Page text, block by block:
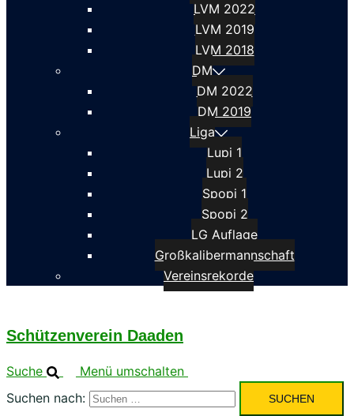
LVM 2022
LVM 2019
LVM 2018
DM
DM 2022
DM 2019
Liga
Lupi 1
Lupi 2
Spopi 1
Spopi 2
LG Auflage
Großkalibermannschaft
Vereinsrekorde
Schützenverein Daaden
Suche
Menü umschalten
Suchen nach: